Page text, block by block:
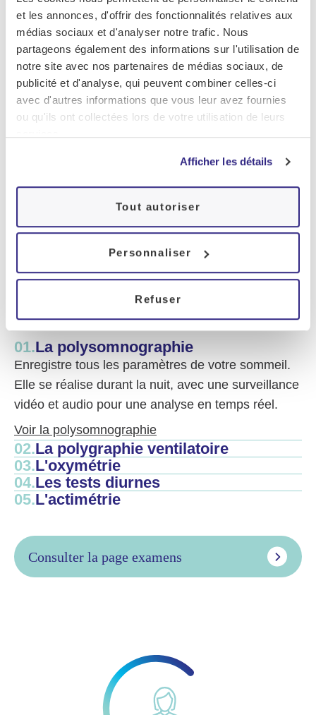
et les annonces, d'offrir des fonctionnalités relatives aux
médias sociaux et d'analyser notre trafic. Nous
partageons également des informations sur l'utilisation de
notre site avec nos partenaires de médias sociaux, de
publicité et d'analyse, qui peuvent combiner celles-ci
avec d'autres informations que vous leur avez fournies
ou qu'ils ont collectées lors de votre utilisation de leurs
Afficher les détails
Tout autoriser
Personnaliser
Refuser
Bienvenue au Cenas,
réseau de centres de
médecine du sommeil
Identifier et prendre en
charge l’ensemble des
troubles du sommeil
Des centres dédiés à la médecine du sommeil,
dotés de technologies avancées pour un
diagnostic précis et une prise en charge
01.La polysomnographie
Enregistre tous les paramètres de votre sommeil.
Elle se réalise durant la nuit, avec une surveillance
vidéo et audio pour une analyse en temps réel.
Voir la polysomnographie
02.La polygraphie ventilatoire
03.L'oxymétrie
04.Les tests diurnes
05.L'actimétrie
Consulter la page examens